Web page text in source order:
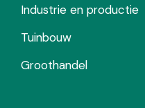
Industrie en productie
Tuinbouw
Groothandel